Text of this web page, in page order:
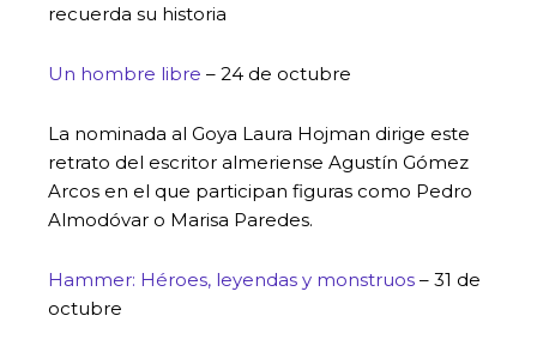
recuerda su historia
Un hombre libre – 24 de octubre
La nominada al Goya Laura Hojman dirige este
retrato del escritor almeriense Agustín Gómez
Arcos en el que participan figuras como Pedro
Almodóvar o Marisa Paredes.
Hammer: Héroes, leyendas y monstruos – 31 de
octubre